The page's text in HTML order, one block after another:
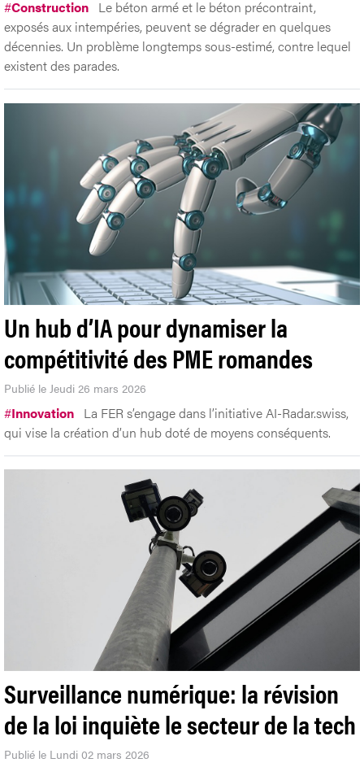
#Construction Le béton armé et le béton précontraint,
exposés aux intempéries, peuvent se dégrader en quelques
décennies. Un problème longtemps sous-estimé, contre lequel
existent des parades.
Un hub d’IA pour dynamiser la
compétitivité des PME romandes
Publié le Jeudi 26 mars 2026
#Innovation La FER s’engage dans l’initiative AI-Radar.swiss,
qui vise la création d’un hub doté de moyens conséquents.
Surveillance numérique: la révision
de la loi inquiète le secteur de la tech
Publié le Lundi 02 mars 2026